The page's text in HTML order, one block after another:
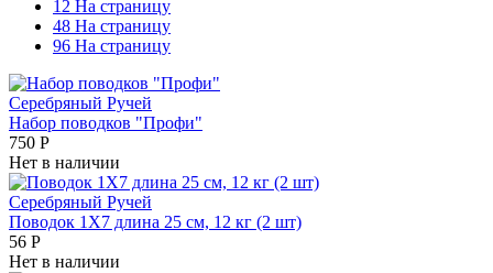
12 На страницу
48 На страницу
96 На страницу
Серебряный Ручей
Набор поводков "Профи"
750 Р
Нет в наличии
Серебряный Ручей
Поводок 1Х7 длина 25 см, 12 кг (2 шт)
56 Р
Нет в наличии